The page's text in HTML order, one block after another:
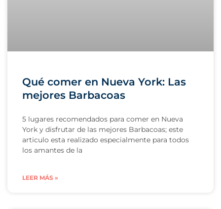
Qué comer en Nueva York: Las
mejores Barbacoas
5 lugares recomendados para comer en Nueva
York y disfrutar de las mejores Barbacoas; este
articulo esta realizado especialmente para todos
los amantes de la
LEER MÁS »